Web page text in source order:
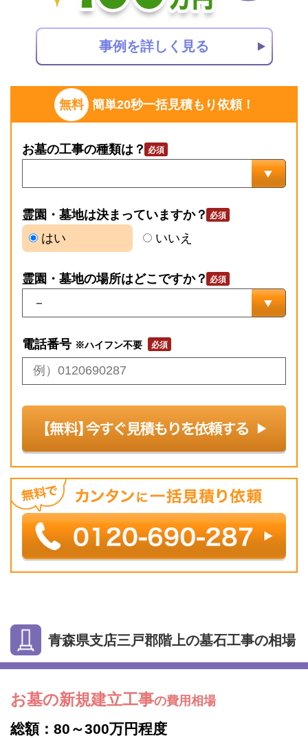
無料 簡単20秒一括見積もり依頼！
お墓の工事の種類は？
霊園・墓地は決まっていますか？
はい
いいえ
霊園・墓地の場所はどこですか？
電話番号 ※ハイフン不要
事例を詳しく見る
青森県支店三戸郡階上の墓石工事の相場
お墓の新規建立工事の費用相場
総額：80～300万円程度